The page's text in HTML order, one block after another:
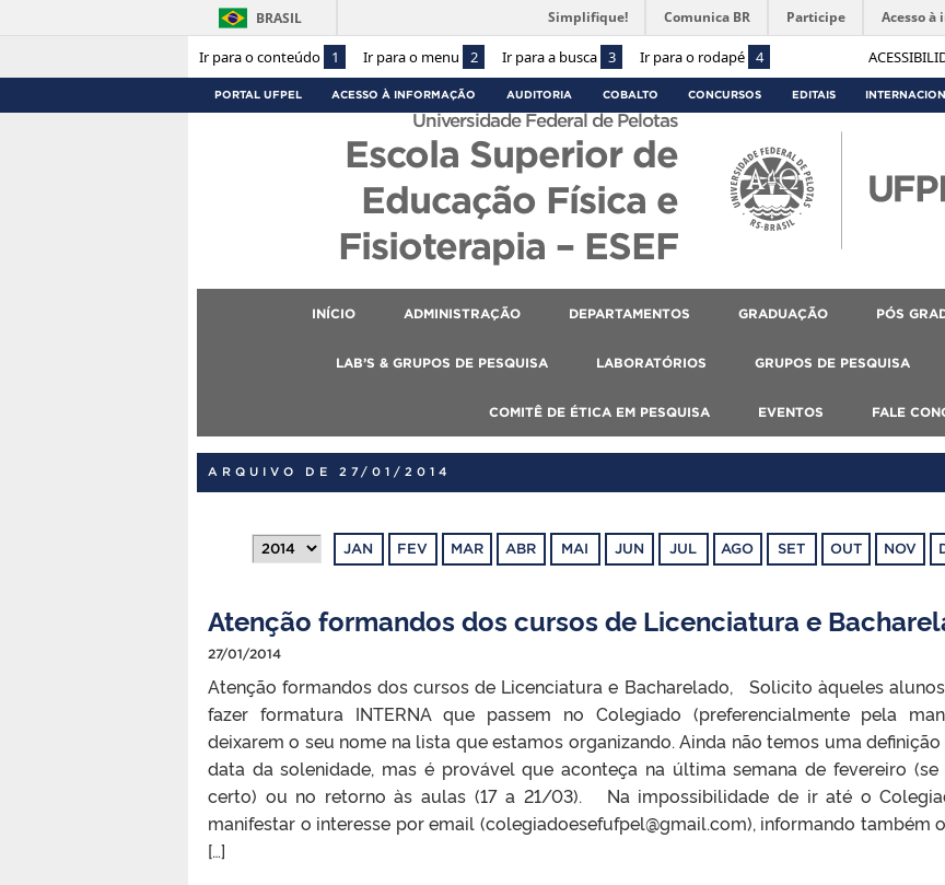
Ir para o conteúdo 1 Ir para o menu 2 Ir para a busca 3 Ir para o rodapé 4
BRASIL Simplifique! Comunica BR Participe Acesso à
PORTAL UFPEL ACESSO À INFORMAÇÃO AUDITORIA COBALTO CONCURSOS EDITAIS
Universidade Federal de Pelotas
Escola Superior de
Educação Física e
Fisioterapia – ESEF
INÍCIO ADMINISTRAÇÃO DEPARTAMENTOS GRADUAÇÃO PÓS
LAB’S & GRUPOS DE PESQUISA LABORATÓRIOS GRUPOS DE PESQUISA
COMITÊ DE ÉTICA EM PESQUISA EVENTOS FALE
ARQUIVO DE 27/01/2014
JAN FEV MAR ABR MAI JUN JUL AGO SET OUT NOV
Atenção formandos dos cursos de Licenciatura e
27/01/2014
Atenção formandos dos cursos de Licenciatura e Bacharelado, Solicito àqueles
fazer formatura INTERNA que passem no Colegiado (preferencialmente pela
deixarem o seu nome na lista que estamos organizando. Ainda não temos uma
data da solenidade, mas é provável que aconteça na última semana de fevereiro
certo) ou no retorno às aulas (17 a 21/03). Na impossibilidade de ir até o
manifestar o interesse por email (colegiadoesefufpel@gmail.com), informando também
[…]